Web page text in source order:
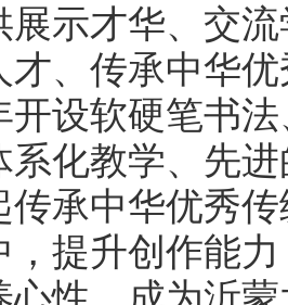
展示才华、交
才、传承中华
开设软硬笔书
系化教学、先
传承中华优秀
，提升创作能